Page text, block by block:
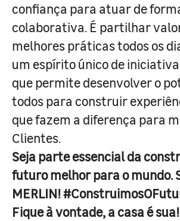
confiança para atuar de
colaborativa. É partilhar
melhores práticas todos os
um espírito único de
que permite desenvolver o
todos para construir
que fazem a diferença para
Clientes.
Seja parte essencial da
futuro melhor para o mundo.
MERLIN!
Fique à vontade, a casa é sua!